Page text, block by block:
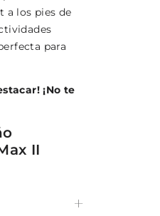
a los pies de
para
¡No te
II